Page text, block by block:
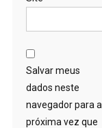
Salvar meus
dados neste
navegador para a
próxima vez que